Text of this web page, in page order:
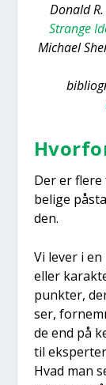
Donald
Stran­ge
Micha­el
Der er
be­li­ge
den.
Vi lever i
eller
punk­ter,
ser,
de end på
til
Hvad man